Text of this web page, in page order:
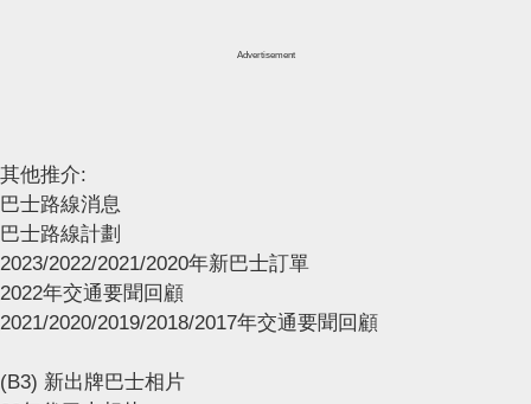
Advertisement
其他推介:
巴士路線消息
巴士路線計劃
2023/2022/2021/2020年新巴士訂單
2022年交通要聞回顧
2021/2020/2019/2018/2017年交通要聞回顧
(B3) 新出牌巴士相片